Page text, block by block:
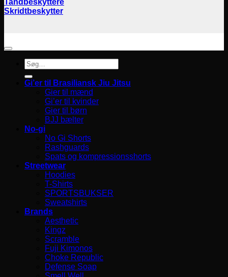
Skridtbeskytter
Søg
efter:
Gi’er til Brasiliansk Jiu Jitsu
Gier til mænd
Gi’er til kvinder
Gier til børn
BJJ bælter
No-gi
No Gi Shorts
Rashguards
Spats og kompressionsshorts
Streetwear
Hoodies
T-Shirts
SPORTSBUKSER
Sweatshirts
Brands
Aesthetic
Kingz
Scramble
Fuji Kimonos
Choke Republic
Defense Soap